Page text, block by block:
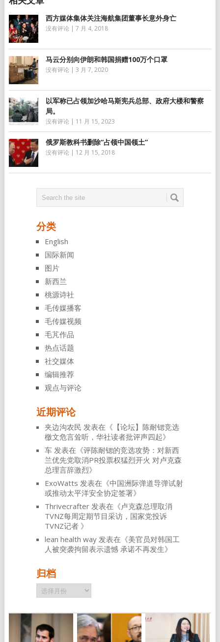
西方媒体集体关注海航集团董事长意外身亡
没有评论 | 7 月 4, 2018
马云分别向伊朗和韩国捐赠100万个口罩
没有评论 | 3 月 7, 2020
以军称已占领加沙哈马斯宪兵总部、政府大楼和警察
局。
没有评论 | 11 月 15, 2023
俄罗斯教科书删除“占领中国领土”
没有评论 | 12 月 15, 2018
分类
English
国际新闻
图片
新西兰
桃源诗社
毛传媒播客
毛传媒视频
毛芃作品
热点话题
社交媒体
编辑推荐
观点与评论
近期评论
夹边沟农民 发表在《 【论坛】陈耐锶竞选
檄文危言耸听，华社读者批评声四起》
车发表在《评陈耐锶的竞选攻势：对新西
兰优先党取消PR投票权猛烈开火 对卢克森
总理言辞激烈》
ExoWatts 发表在《中国洲际弹道导弹试射
或推动太平洋安全协定签署》
Thrivecrafter发表在《卢克森总理取消
TVNZ每周定期节目采访，国家党投诉
TVNZ记者 》
lean health way发表在《美官员对韩国工
人被突袭拘留表示遗憾 承诺不再发生》
归档
归
档